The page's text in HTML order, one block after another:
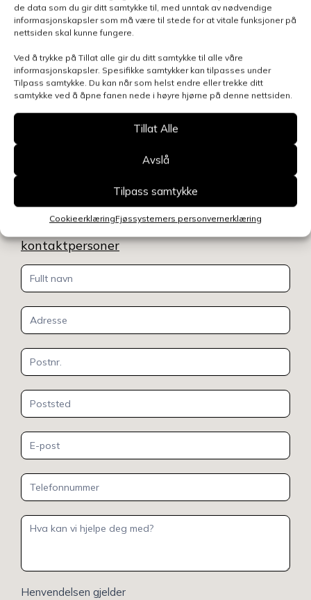
de data som du gir ditt samtykke til, med unntak av nødvendige
informasjonskapsler som må være til stede for at vitale funksjoner på
nettsiden skal kunne fungere.
Ved å trykke på Tillat alle gir du ditt samtykke til alle våre
informasjonskapsler. Spesifikke samtykker kan tilpasses under
Tilpass samtykke. Du kan når som helst endre eller trekke ditt
samtykke ved å åpne fanen nede i høyre hjørne på denne nettsiden.
Tillat Alle
Avslå
Tilpass samtykke
CookieerklæringFjøssystemers personvernerklæring
har de planlagt et fjøs som utnytter resursene
gjennom hele året. Når sauene er ute på beite på
sommeren, fylles nemlig fjøset med slaktegris.
Benytt skjemaet for å gjøre en henvendelse
relatert til denne siden, så blir du kontaktet
innen kort tid.Klikk her for å se oversikt over
kontaktpersoner
Kontakt
oss
Henvendelsen gjelder